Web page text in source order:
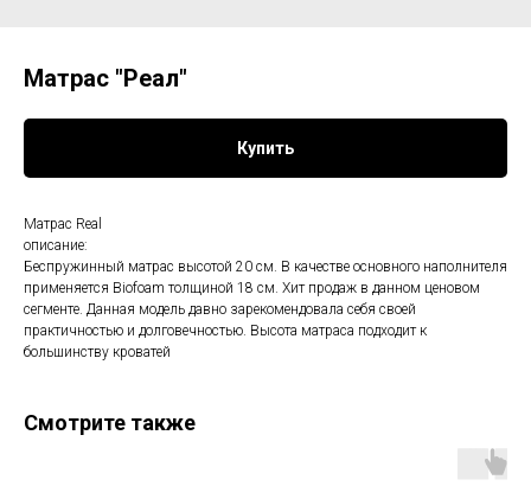
Матрас "Реал"
Купить
Матрас Real
описание:
Беспружинный матрас высотой 20 см. В качестве основного наполнителя
применяется Biofoam толщиной 18 см. Хит продаж в данном ценовом
сегменте. Данная модель давно зарекомендовала себя своей
практичностью и долговечностью. Высота матраса подходит к
большинству кроватей
Смотрите также